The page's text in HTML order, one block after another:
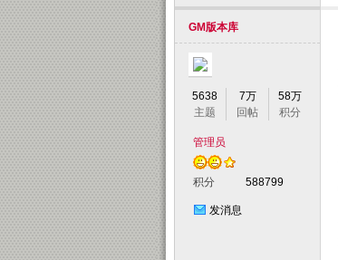
GM版本库
5638
主题
7万
回帖
58万
积分
管理员
积分 588799
发消息